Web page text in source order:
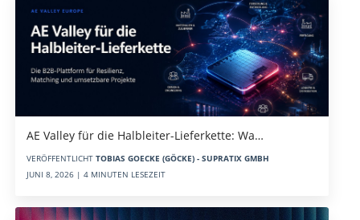
AE Valley für die Halbleiter-Lieferkette: Wa…
VERÖFFENTLICHT TOBIAS GOECKE (GÖCKE) - SUPRATIX GMBH
JUNI 8, 2026 | 4 MINUTEN LESEZEIT